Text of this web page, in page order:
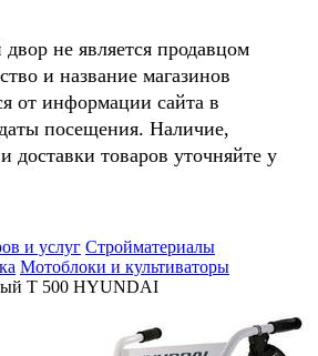
не является продавцом
и название магазинов
от информации сайта в
посещения. Наличие,
доставки товаров уточняйте у
и услуг Стройматериалы
Мотоблоки и культиваторы
Т 500 HYUNDAI